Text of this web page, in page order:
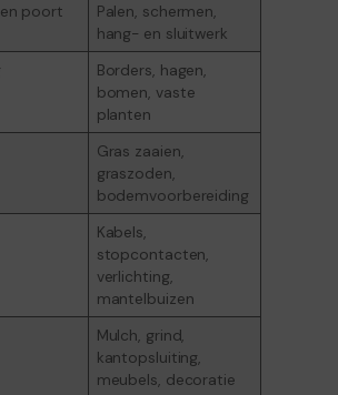
poort
Palen, schermen,
hang- en sluitwerk
Borders, hagen,
bomen, vaste
planten
Gras zaaien,
graszoden,
bodemvoorbereiding
Kabels,
stopcontacten,
verlichting,
mantelbuizen
Mulch, grind,
kantopsluiting,
meubels, decoratie